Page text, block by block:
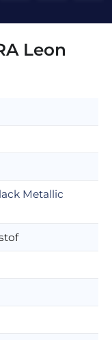
Leon
Metallic